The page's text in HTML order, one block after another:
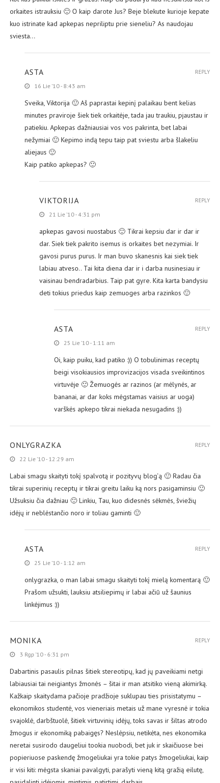
orkaites istrauksiu 🙂 O kaip darote Jus? Beje blekute kurioje kepate
kuo istrinate kad apkepas nepriliptu prie sieneliu? As naudojau
sviesta…
ASTA
16 Lie ’10 - 8:43 am
Sveika, Viktorija 🙂 Aš paprastai kepinį palaikau bent kelias
minutes praviroje šiek tiek orkaitėje, tada jau traukiu, pjaustau ir
patiekiu. Apkepas dažniausiai vos vos pakrinta, bet labai
nežymiai 🙂 Kepimo indą tepu taip pat sviestu arba šlakeliu
aliejaus 🙂
Kaip patiko apkepas? 🙂
REPLY
VIKTORIJA
21 Lie ’10 - 4:31 pm
apkepas gavosi nuostabus 🙂 Tikrai kepsiu dar ir dar ir
dar. Siek tiek pakrito isemus is orkaites bet nezymiai. Ir
gavosi purus purus. Ir man buvo skanesnis kai siek tiek
labiau atveso.. Tai kita diena dar ir i darba nusinesiau ir
vaisinau bendradarbius. Taip pat gyre. Kita karta bandysiu
deti tokius priedus kaip zemuoges arba razinkos 🙂
REPLY
ASTA
25 Lie ’10 - 1:11 am
Oi, kaip puiku, kad patiko :)) O tobulinimas receptų
beigi visokiausios improvizacijos visada sveikintinos
virtuvėje 🙂 Žemuogės ar razinos (ar mėlynės, ar
bananai, ar dar koks mėgstamas vaisius ar uoga)
varškės apkepo tikrai niekada nesugadins :))
REPLY
ONLYGRAZKA
22 Lie ’10 - 12:29 am
Labai smagu skaityti tokį spalvotą ir pozityvų blog’ą 🙂 Radau čia
tikrai superinių receptų ir tikrai greitu laiku ką nors pasigaminsiu 🙂
Užsuksiu čia dažniau 🙂 Linkiu, Tau, kuo didesnės sėkmės, šviežių
idėjų ir neblėstančio noro ir toliau gaminti 🙂
REPLY
ASTA
25 Lie ’10 - 1:12 am
onlygrazka, o man labai smagu skaityti tokį mielą komentarą 🙂
Prašom užsukti, lauksiu atsiliepimų ir labai ačiū už šaunius
linkėjimus :))
REPLY
MONIKA
3 Rgp ’10 - 6:31 pm
Dabartinis pasaulis pilnas šitiek stereotipų, kad jų paveikiami netgi
labiausiai tai neigiantys žmonės – šitai ir man atsitiko vieną akimirką.
Kažkaip skaitydama pačioje pradžioje suklupau ties prisistatymu –
ekonomikos studentė, vos vieneriais metais už mane vyresnė ir tokia
svajoklė, darbštuolė, šitiek virtuvinių idėjų, toks savas ir šiltas atrodo
žmogus ir ekonomiką pabaigęs? Neslėpsiu, netikėta, nes ekonomika
neretai susirodo daugeliui tookia nuobodi, bet juk ir skaičiuose bei
popieriuose paskendę žmogeliukai yra tokie patys žmogeliukai, kaip
ir visi kiti: mėgsta skaniai pavalgyti, parašyti vieną kitą gražią eilutę,
REPLY